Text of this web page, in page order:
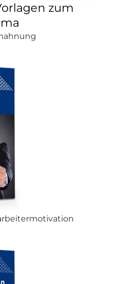
zum